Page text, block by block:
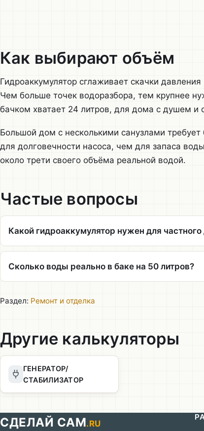
Как выбирают объём
Гидроаккумулятор сглаживает скачки
Чем больше точек водоразбора, тем крупнее
бачком хватает 24 литров, для дома с душем и
Большой дом с несколькими санузлами
для долговечности насоса, чем для запаса
около трети своего объёма реальной водой.
Частые вопросы
Какой гидроаккумулятор нужен для
Сколько воды реально в баке на 50 литров?
Раздел: Ремонт и отделка
Другие калькуляторы
ГЕНЕРАТОР/
СТАБИЛИЗАТОР
СДЕЛАЙ САМ.RU